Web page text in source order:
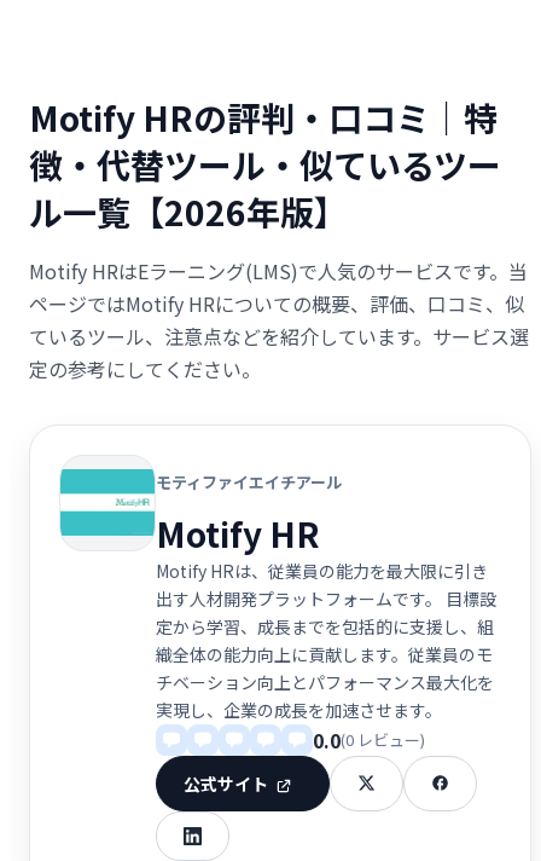
Motify HRの評判・口コミ｜特
徴・代替ツール・似ているツー
ル一覧【2026年版】
Motify HRはEラーニング(LMS)で人気のサービスです。当
ページではMotify HRについての概要、評価、口コミ、似
ているツール、注意点などを紹介しています。サービス選
定の参考にしてください。
モティファイエイチアール
Motify HR
Motify HRは、従業員の能力を最大限に引き
出す人材開発プラットフォームです。 目標設
定から学習、成長までを包括的に支援し、組
織全体の能力向上に貢献します。従業員のモ
チベーション向上とパフォーマンス最大化を
実現し、企業の成長を加速させます。
0.0(0 レビュー)
公式サイト